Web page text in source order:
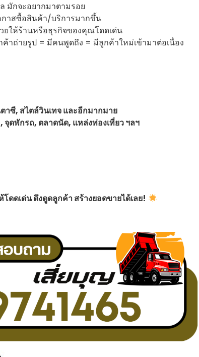
มักจะอยากมาตามรอย
กาสซื้อสินค้า/บริการมากขึ้น
ให้ร้านหรือธุรกิจของคุณโดดเด่น
ค้าถ่ายรูป = มีคนพูดถึง = มีลูกค้าใหม่เข้ามาต่อเนื่อง
ซี, สไตล์วินเทจ และอีกมากมาย
ดพักรถ, ตลาดนัด, แหล่งท่องเที่ยว ฯลฯ
ดเด่น ดึงดูดลูกค้า สร้างยอดขายได้เลย!